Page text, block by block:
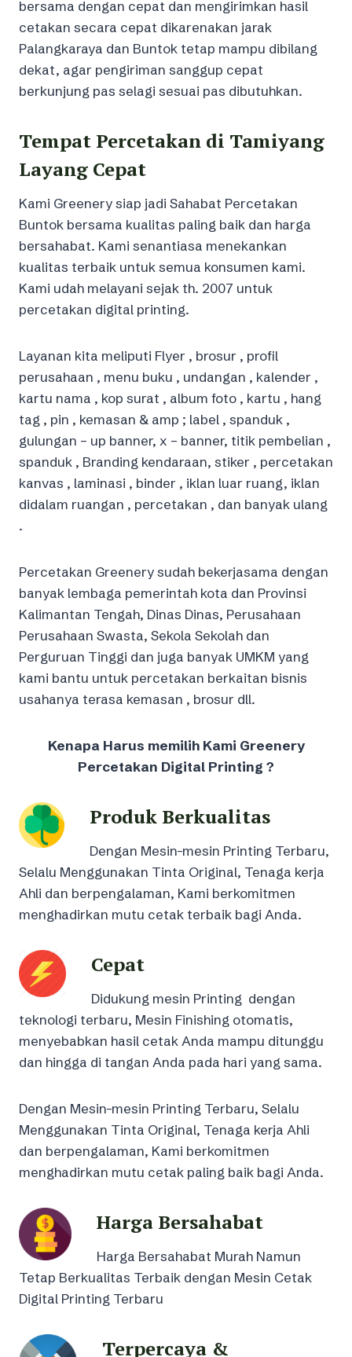
bersama dengan cepat dan mengirimkan hasil
cetakan secara cepat dikarenakan jarak
Palangkaraya dan Buntok tetap mampu dibilang
dekat, agar pengiriman sanggup cepat
berkunjung pas selagi sesuai pas dibutuhkan.
Tempat Percetakan di Tamiyang
Layang Cepat
Kami Greenery siap jadi Sahabat Percetakan
Buntok bersama kualitas paling baik dan harga
bersahabat. Kami senantiasa menekankan
kualitas terbaik untuk semua konsumen kami.
Kami udah melayani sejak th. 2007 untuk
percetakan digital printing.
Layanan kita meliputi Flyer , brosur , profil
perusahaan , menu buku , undangan , kalender ,
kartu nama , kop surat , album foto , kartu , hang
tag , pin , kemasan & amp ; label , spanduk ,
gulungan – up banner, x – banner, titik pembelian ,
spanduk , Branding kendaraan, stiker , percetakan
kanvas , laminasi , binder , iklan luar ruang, iklan
didalam ruangan , percetakan , dan banyak ulang
.
Percetakan Greenery sudah bekerjasama dengan
banyak lembaga pemerintah kota dan Provinsi
Kalimantan Tengah, Dinas Dinas, Perusahaan
Perusahaan Swasta, Sekola Sekolah dan
Perguruan Tinggi dan juga banyak UMKM yang
kami bantu untuk percetakan berkaitan bisnis
usahanya terasa kemasan , brosur dll.
Kenapa Harus memilih Kami Greenery
Percetakan Digital Printing ?
Produk Berkualitas
Dengan Mesin-mesin Printing Terbaru,
Selalu Menggunakan Tinta Original, Tenaga kerja
Ahli dan berpengalaman, Kami berkomitmen
menghadirkan mutu cetak terbaik bagi Anda.
Cepat
Didukung mesin Printing dengan
teknologi terbaru, Mesin Finishing otomatis,
menyebabkan hasil cetak Anda mampu ditunggu
dan hingga di tangan Anda pada hari yang sama.
Dengan Mesin-mesin Printing Terbaru, Selalu
Menggunakan Tinta Original, Tenaga kerja Ahli
dan berpengalaman, Kami berkomitmen
menghadirkan mutu cetak paling baik bagi Anda.
Harga Bersahabat
Harga Bersahabat Murah Namun
Tetap Berkualitas Terbaik dengan Mesin Cetak
Digital Printing Terbaru
Terpercaya &